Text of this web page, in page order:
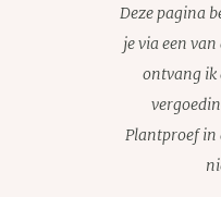
Deze pagina
je via een
ontvang ik
Plantproef in